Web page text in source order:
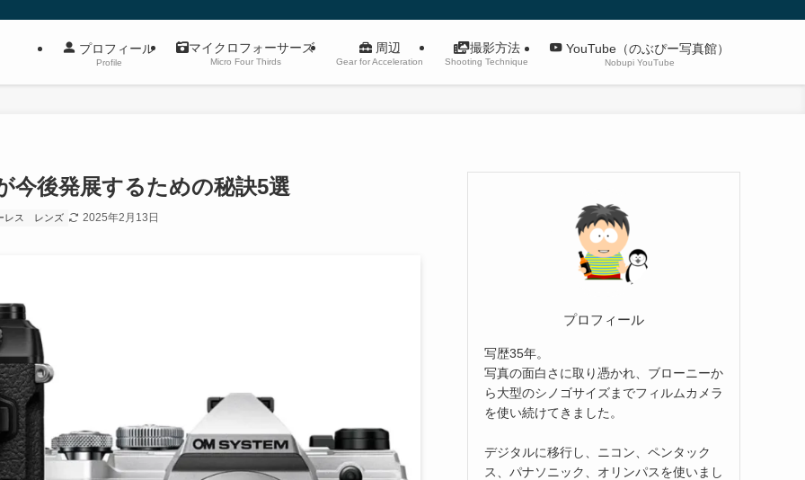
プロフィール
Profile
マイクロフォーサーズ
Micro Four Thirds
周辺
Gear for Acceleration
撮影方法
Shooting Technique
YouTube（のぶぴー写真館）
Nobupi YouTube
今後発展するための秘訣5選
レス レンズ 2025年2月13日
プロフィール
写歴35年。
写真の面白さに取り憑かれ、ブローニーか
ら大型のシノゴサイズまでフィルムカメラ
を使い続けてきました。
デジタルに移行し、ニコン、ペンタック
ス、パナソニック、オリンパスを使いまし